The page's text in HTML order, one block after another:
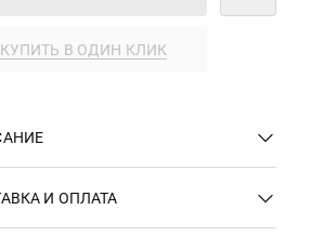
КУПИТЬ В ОДИН КЛИК
И ОПЛАТА